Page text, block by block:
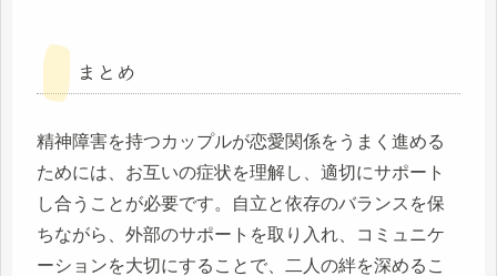
まとめ
精神障害を持つカップルが恋愛関係をうまく進める
ためには、お互いの症状を理解し、適切にサポート
し合うことが必要です。自立と依存のバランスを保
ちながら、外部のサポートを取り入れ、コミュニケ
ーションを大切にすることで、二人の絆を深めるこ